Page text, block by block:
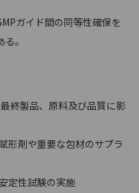
ガイド間の同等性確保を
。
終製品、原料及び品質に影
形剤や重要な包材のサプラ
定性試験の実施